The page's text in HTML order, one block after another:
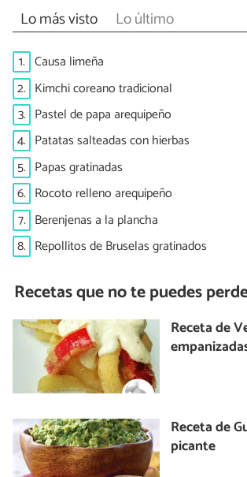
Lo más visto Lo último
1. Causa limeña
2. Kimchi coreano tradicional
3. Pastel de papa arequipeño
4. Patatas salteadas con hierbas
5. Papas gratinadas
6. Rocoto relleno arequipeño
7. Berenjenas a la plancha
8. Repollitos de Bruselas gratinados
Recetas que no te puedes
Receta de
Receta de
picante